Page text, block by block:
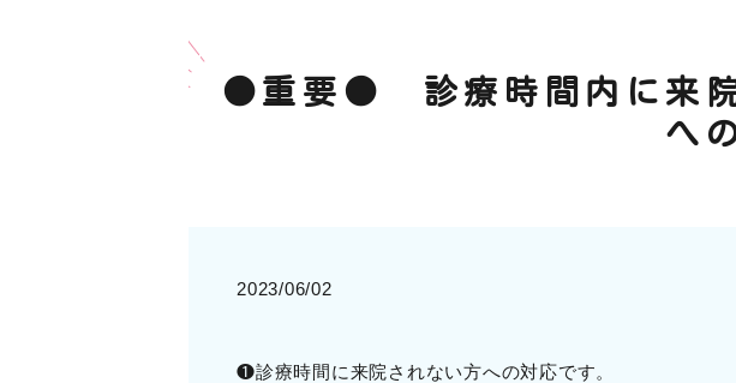
●重要● 診療時間内に来院
へ
2023/06/02
❶診療時間に来院されない方への対応です。